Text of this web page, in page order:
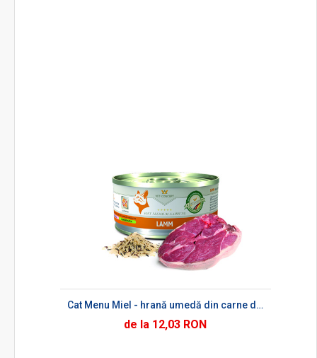
Cat Menu Miel - hrană umedă din carne de miel pentru pisici
de la 12,03 RON